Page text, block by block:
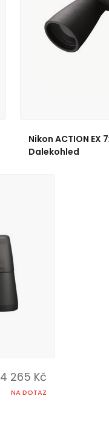
Nikon ACTION EX
Dalekohled
4 265 Kč
NA DOTAZ